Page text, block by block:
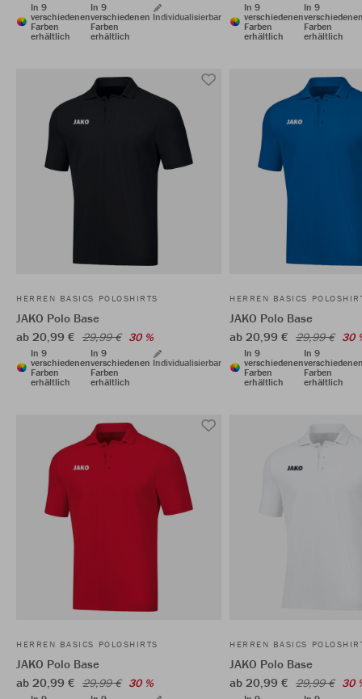
In 9
verschiedenen
Farben
erhältlich
In 9
verschiedenen
Farben
erhältlich
Individualisierbar
In 9
verschiedenen
Farben
erhältlich
In 9
Farben
erhältlich
HERREN BASICS POLOSHIRTS
JAKO Polo Base
ab 20,99 € 29,99 € 30 %
In 9
verschiedenen
Farben
erhältlich
In 9
verschiedenen
Farben
erhältlich
Individualisierbar
HERREN BASICS
JAKO Polo Base
ab 20,99 € 29,99 € 30
In 9
verschiedenen
Farben
erhältlich
In 9
Farben
erhältlich
HERREN BASICS POLOSHIRTS
JAKO Polo Base
ab 20,99 € 29,99 € 30 %
HERREN BASICS
JAKO Polo Base
ab 20,99 € 29,99 € 30